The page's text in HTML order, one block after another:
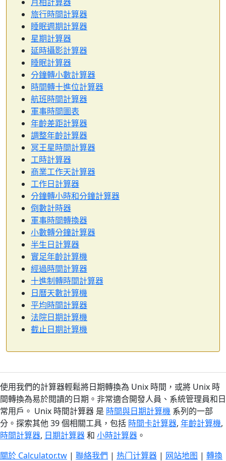
旅行時間計算器
睡眠週期計算器
星期計算器
延時攝影計算器
睡眠計算器
分鐘轉小數計算器
時間轉十進位計算器
航班時間計算器
軍事時間圖表
年齡差距計算器
調整年齡計算器
冥王星時間計算器
工時計算器
商業工作天計算器
工作日計算器
分鐘轉小時和分鐘計算器
倒數計時器
軍事時間轉換器
小數轉分鐘計算器
半生日計算器
實足年齡計算機
經過時間計算器
十進制轉時間計算器
日曆天數計算機
平均時間計算器
法院日期計算機
截止日期計算機
使用我們的計算器輕鬆將日期轉換為 Unix 時間，或將 Unix 時
間轉換為易於閱讀的日期。非常適合開發人員、系統管理員和日
常用戶。 Unix 時間計算器 是 時間與日期計算機 系列的一部
分。探索其他 39 個相關工具，包括 時間卡計算器, 年齡計算機,
時間計算器, 日期計算器和 小時計算器 。
關於 Calculator.tw | 聯絡我們 | 热门计算器 | 网站地图 | 轉換